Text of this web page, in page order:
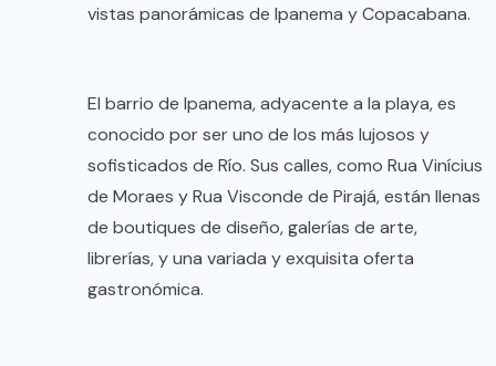
vistas panorámicas de Ipanema y Copacabana.
El barrio de Ipanema, adyacente a la playa, es
conocido por ser uno de los más lujosos y
sofisticados de Río. Sus calles, como Rua Vinícius
de Moraes y Rua Visconde de Pirajá, están llenas
de boutiques de diseño, galerías de arte,
librerías, y una variada y exquisita oferta
gastronómica.